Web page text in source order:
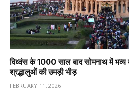
विध्वंस के 1000 साल बाद सोमनाथ में भव्य
श्रद्धालुओं की उमड़ी भीड़
FEBRUARY 11, 2026